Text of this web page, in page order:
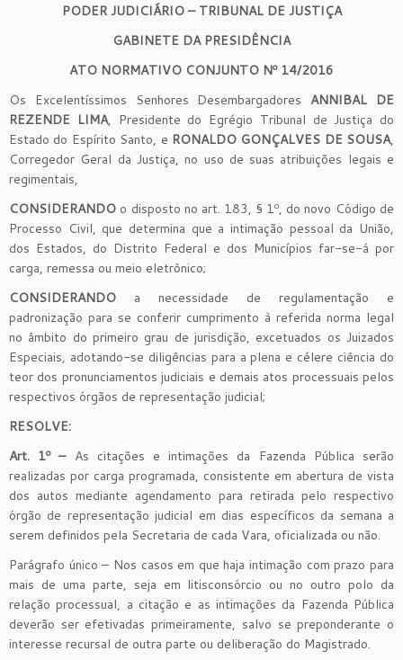
PODER JUDICIÁRIO – TRIBUNAL DE JUSTIÇA
GABINETE DA PRESIDÊNCIA
ATO NORMATIVO CONJUNTO Nº 14/2016
Os Excelentíssimos Senhores Desembargadores ANNIBAL DE
REZENDE LIMA, Presidente do Egrégio Tribunal de Justiça do
Estado do Espírito Santo, e RONALDO GONÇALVES DE SOUSA,
Corregedor Geral da Justiça, no uso de suas atribuições legais e
regimentais,
CONSIDERANDO o disposto no art. 183, § 1º, do novo Código de
Processo Civil, que determina que a intimação pessoal da União,
dos Estados, do Distrito Federal e dos Municípios far-se-á por
carga, remessa ou meio eletrônico;
CONSIDERANDO a necessidade de regulamentação e
padronização para se conferir cumprimento à referida norma legal
no âmbito do primeiro grau de jurisdição, excetuados os Juizados
Especiais, adotando-se diligências para a plena e célere ciência do
teor dos pronunciamentos judiciais e demais atos processuais pelos
respectivos órgãos de representação judicial;
RESOLVE:
Art. 1º –As citações e intimações da Fazenda Pública serão
realizadas por carga programada, consistente em abertura de vista
dos autos mediante agendamento para retirada pelo respectivo
órgão de representação judicial em dias específicos da semana a
serem definidos pela Secretaria de cada Vara, oficializada ou não.
Parágrafo único – Nos casos em que haja intimação com prazo para
mais de uma parte, seja em litisconsórcio ou no outro polo da
relação processual, a citação e as intimações da Fazenda Pública
deverão ser efetivadas primeiramente, salvo se preponderante o
interesse recursal de outra parte ou deliberação do Magistrado.